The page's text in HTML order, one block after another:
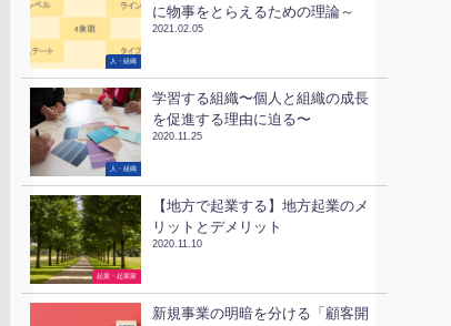
人・組織
に物事をとらえるための理論～
2021.02.05
人・組織
学習する組織〜個人と組織の成長
を促進する理由に迫る〜
2020.11.25
起業・起業家
【地方で起業する】地方起業のメ
リットとデメリット
2020.11.10
新規事業の明暗を分ける「顧客開